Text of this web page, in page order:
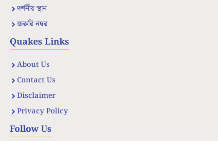
দর্শনীয় স্থান
জরুরি নম্বর
Quakes Links
About Us
Contact Us
Disclaimer
Privacy Policy
Follow Us